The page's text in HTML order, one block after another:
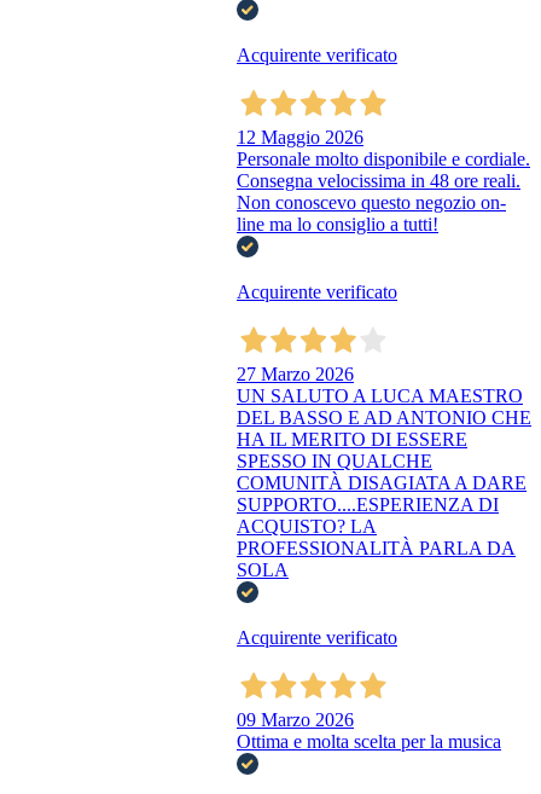
Acquirente verificato
12 Maggio 2026
Personale molto disponibile e cordiale.
Consegna velocissima in 48 ore reali.
Non conoscevo questo negozio on-
line ma lo consiglio a tutti!
Acquirente verificato
27 Marzo 2026
UN SALUTO A LUCA MAESTRO
DEL BASSO E AD ANTONIO CHE
HA IL MERITO DI ESSERE
SPESSO IN QUALCHE
COMUNITÀ DISAGIATA A DARE
SUPPORTO....ESPERIENZA DI
ACQUISTO? LA
PROFESSIONALITÀ PARLA DA
SOLA
Acquirente verificato
09 Marzo 2026
Ottima e molta scelta per la musica